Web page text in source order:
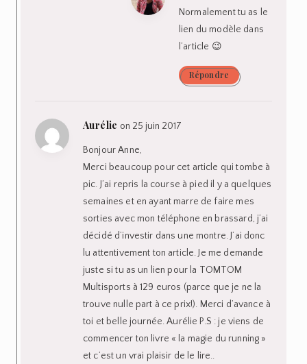
Normalement tu as le
lien du modèle dans
l’article 😉
Répondre
Aurélie on 25 juin 2017
Bonjour Anne,
Merci beaucoup pour cet article qui tombe à
pic. J’ai repris la course à pied il y a quelques
semaines et en ayant marre de faire mes
sorties avec mon téléphone en brassard, j’ai
décidé d’investir dans une montre. J’ai donc
lu attentivement ton article. Je me demande
juste si tu as un lien pour la TOMTOM
Multisports à 129 euros (parce que je ne la
trouve nulle part à ce prix!). Merci d’avance à
toi et belle journée. Aurélie P.S : je viens de
commencer ton livre « la magie du running »
et c’est un vrai plaisir de le lire..